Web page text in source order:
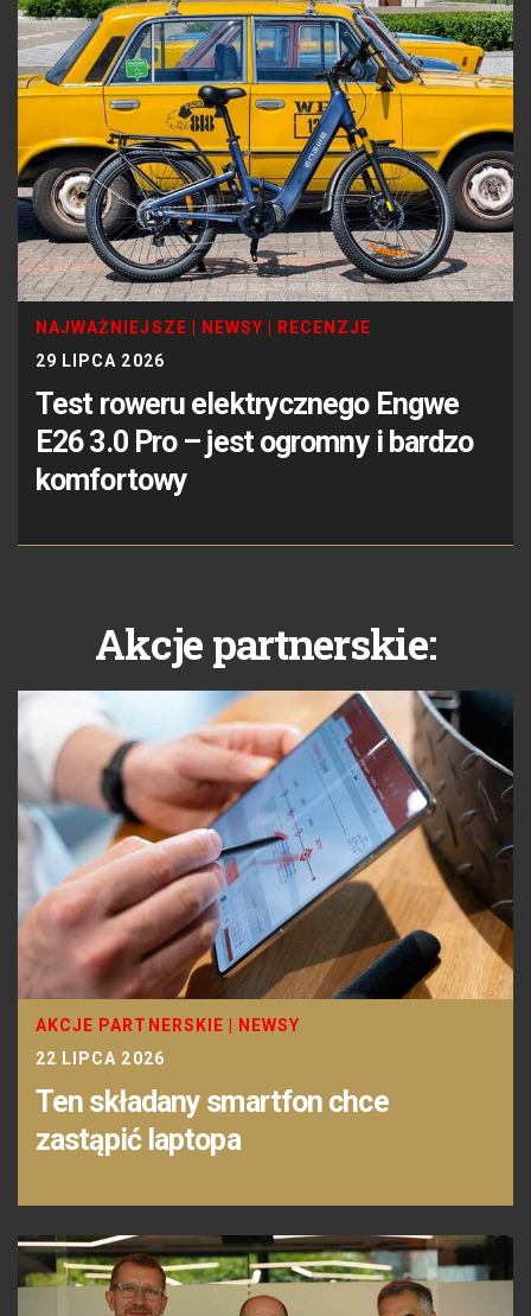
NAJWAŻNIEJSZE NEWSY
RECENZJE
29 LIPCA 2026
Test roweru elektrycznego Engwe
E26 3.0 Pro – jest ogromny i bardzo
komfortowy
Akcje partnerskie:
AKCJE PARTNERSKIE
NEWSY
22 LIPCA 2026
Ten składany smartfon chce
zastąpić laptopa